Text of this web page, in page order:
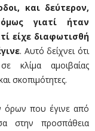
και δεύτερον,
γιατί ήταν
είχε διαφωτισθή
. Αυτό δείχνει ότι
κλίμα αμοιβαίας
σκοπιμότητες.
όρων που έγινε από
στην προσπάθεια